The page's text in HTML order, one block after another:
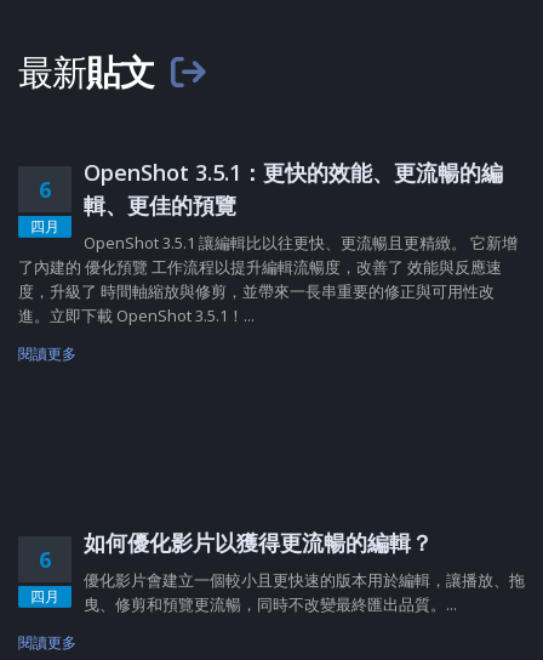
最新貼文
6
四月
OpenShot 3.5.1：更快的效能、更流暢的編
輯、更佳的預覽
OpenShot 3.5.1 讓編輯比以往更快、更流暢且更精緻。 它新增
了內建的 優化預覽 工作流程以提升編輯流暢度，改善了 效能與反應速
度，升級了 時間軸縮放與修剪，並帶來一長串重要的修正與可用性改
進。立即下載 OpenShot 3.5.1！...
閱讀更多
6
四月
如何優化影片以獲得更流暢的編輯？
優化影片會建立一個較小且更快速的版本用於編輯，讓播放、拖
曳、修剪和預覽更流暢，同時不改變最終匯出品質。...
閱讀更多